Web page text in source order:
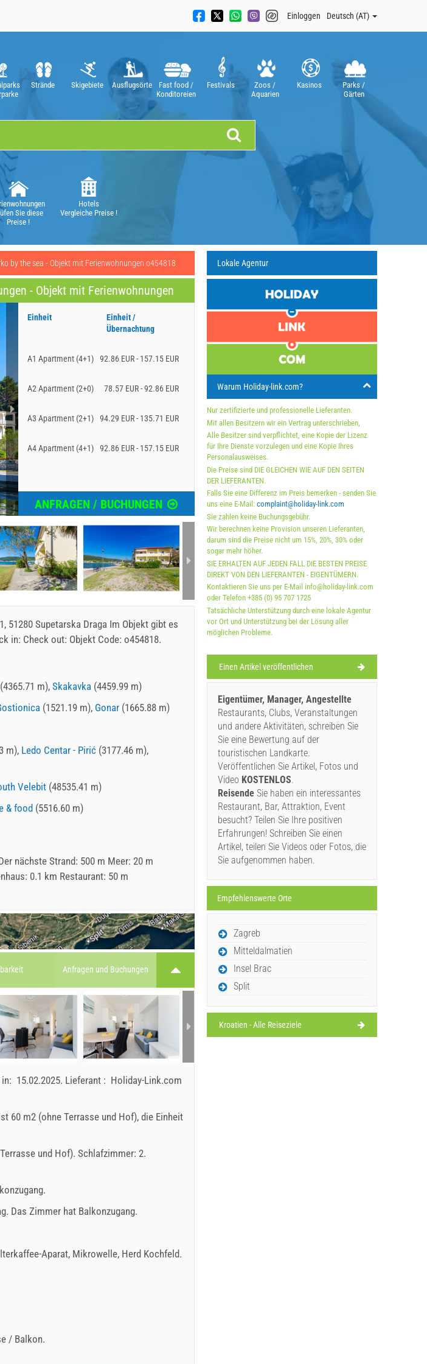
Einloggen Deutsch (AT)
Strände Skigebiete Ausflugsörte
Fast food /
Konditoreien
Festivals
Zoos /
Aquarien
Kasinos
Parks /
Gärten
Sie diese
Preise !
Hotels
Vergleiche Preise !
by the sea - Objekt mit Ferienwohnungen o454818
- Objekt mit Ferienwohnungen
Einheit
Einheit /
Übernachtung
A1 Apartment (4+1) 92.86 EUR - 157.15 EUR
A2 Apartment (2+0) 78.57 EUR - 92.86 EUR
A3 Apartment (2+1) 94.29 EUR - 135.71 EUR
A4 Apartment (4+1) 92.86 EUR - 157.15 EUR
ANFRAGEN / BUCHUNGEN
51280 Supetarska Draga Im Objekt gibt es
in: Check out: Objekt Code: o454818.
(4365.71 m), Skakavka (4459.99 m)
(1521.19 m), Gonar (1665.88 m)
m), Ledo Centar - Pirić (3177.46 m),
Velebit (48535.41 m)
& food (5516.60 m)
nächste Strand: 500 m Meer: 20 m
0.1 km Restaurant: 50 m
Anfragen und Buchungen
15.02.2025. Lieferant : Holiday-Link.com
60 m2 (ohne Terrasse und Hof), die Einheit
und Hof). Schlafzimmer: 2.
Das Zimmer hat Balkonzugang.
Aparat, Mikrowelle, Herd Kochfeld.
/ Balkon.
Lokale Agentur
Warum Holiday-link.com?
Nur zertifizierte und professionelle Lieferanten.
Mit allen Besitzern wir ein Vertrag unterschrieben,
Alle Besitzer sind verpflichtet, eine Kopie der Lizenz
für Ihre Dienste vorzulegen und eine Kopie Ihres
Personalausweises.
Die Preise sind DIE GLEICHEN WIE AUF DEN SEITEN
DER LIEFERANTEN.
Falls Sie eine Differenz im Preis bemerken - senden Sie
uns eine E-Mail: complaint@holiday-link.com
Sie zahlen keine Buchungsgebühr.
Wir berechnen keine Provision unseren Lieferanten,
darum sind die Preise nicht um 15%, 20%, 30% oder
sogar mehr höher.
SIE ERHALTEN AUF JEDEN FALL DIE BESTEN PREISE
DIREKT VON DEN LIEFERANTEN - EIGENTÜMERN.
Kontaktieren Sie uns per E-Mail info@holiday-link.com
oder Telefon +385 (0) 95 707 1725
Tatsächliche Unterstützung durch eine lokale Agentur
vor Ort und Unterstützung bei der Lösung aller
möglichen Probleme.
Einen Artikel veröffentlichen
Eigentümer, Manager, Angestellte
Restaurants, Clubs, Veranstaltungen
und andere Aktivitäten, schreiben Sie
Sie eine Bewertung auf der
touristischen Landkarte.
Veröffentlichen Sie Artikel, Fotos und
Video KOSTENLOS.
Reisende Sie haben ein interessantes
Restaurant, Bar, Attraktion, Event
besucht? Teilen Sie Ihre positiven
Erfahrungen! Schreiben Sie einen
Artikel, teilen Sie Videos oder Fotos, die
Sie aufgenommen haben.
Empfehlenswerte Orte
Zagreb
Mitteldalmatien
Insel Brac
Split
Kroatien - Alle Reiseziele